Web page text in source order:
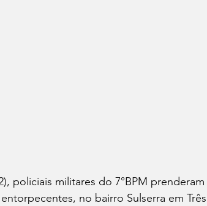
policiais militares do 7°BPM
no bairro Sulserra em Três